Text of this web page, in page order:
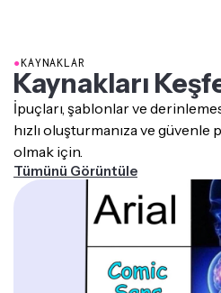
daha ilgi çekici ve paylaşılabilir
yapıları sayesinde sonsuz kez
dosya boyutları hızlı
●KAYNAKLAR
Kaynakları
İpuçları, şablonlar ve
hızlı oluşturmanıza ve güvenle
olmak için.
Tümünü Görüntüle